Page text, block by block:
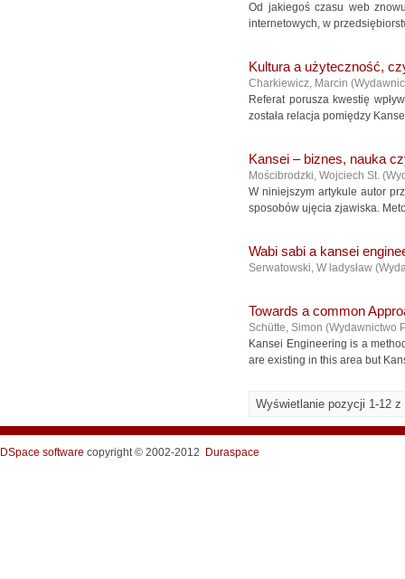
Od jakiegoś czasu web
internetowych, w
Kultura a użyteczność,
Charkiewicz, Marcin (
Referat porusza kwestię
została relacja pomiędzy
Kansei – biznes, nauka
Mościbrodzki, Wojciech St. (
W niniejszym artykule autor
sposobów ujęcia zjawiska.
Wabi sabi a kansei
Serwatowski, W ladysław (
Towards a common
Schütte, Simon (Wydawnictwo
Kansei Engineering is a
are existing in this area but
Wyświetlanie pozycji 1-12 z
DSpace software copyright © 2002-2012 Duraspace